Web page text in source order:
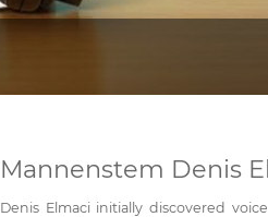
Mannenstem Denis
Denis Elmaci initially discovered